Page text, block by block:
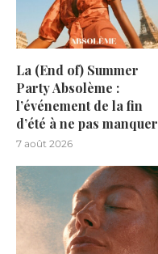
La (End of) Summer
Party Absolème :
l’événement de la fin
d’été à ne pas manquer
7 août 2026